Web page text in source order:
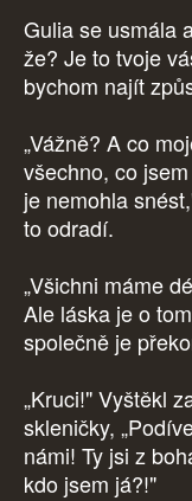
Gulia se usmála
že? Je to tvoje
bychom najít
„Vážně? A co
všechno, co
je nemohla
to odradí.
„Všichni máme
Ale láska je o
společně je
„Kruci!" Vyštěkl
skleničky,
námi! Ty jsi z
kdo jsem já?!"